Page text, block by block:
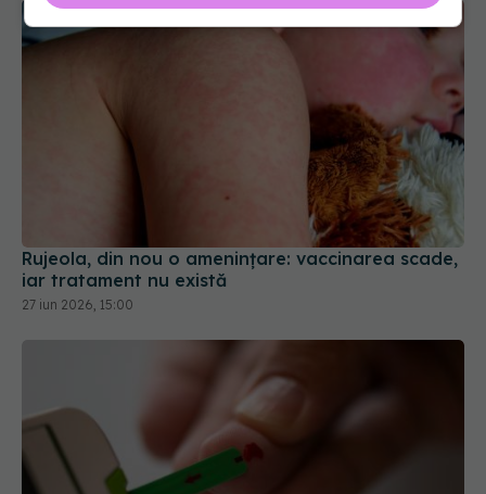
Rujeola, din nou o amenințare: vaccinarea scade,
iar tratament nu există
27 iun 2026, 15:00